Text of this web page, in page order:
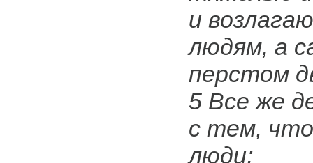
и
людям, а
перстом
5 Все же
с тем,
люди;